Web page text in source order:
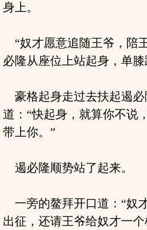
身上。
“奴才愿意追随王爷，陪
必隆从座位上站起身，单膝
豪格起身走过去扶起遏必
道：“快起身，就算你不说
带上你。”
遏必隆顺势站了起来。
一旁的鳌拜开口道：“奴
出征，还请王爷给奴才一个